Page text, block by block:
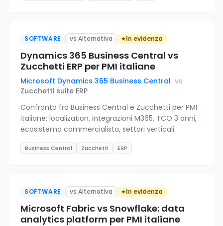
SOFTWARE vs Alternativa In evidenza
Dynamics 365 Business Central vs
Zucchetti ERP per PMI italiane
Microsoft Dynamics 365 Business Central vs
Zucchetti suite ERP
Confronto fra Business Central e Zucchetti per PMI
italiane: localization, integrazioni M365, TCO 3 anni,
ecosistema commercialista, settori verticali.
Business Central Zucchetti ERP
SOFTWARE vs Alternativa In evidenza
Microsoft Fabric vs Snowflake: data
analytics platform per PMI italiane